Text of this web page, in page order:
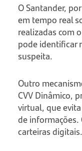
O Santander,
em tempo real
realizadas com
pode identificar
suspeita.
Outro
CVV Dinâmico,
virtual, que
de informações.
carteiras digitais.